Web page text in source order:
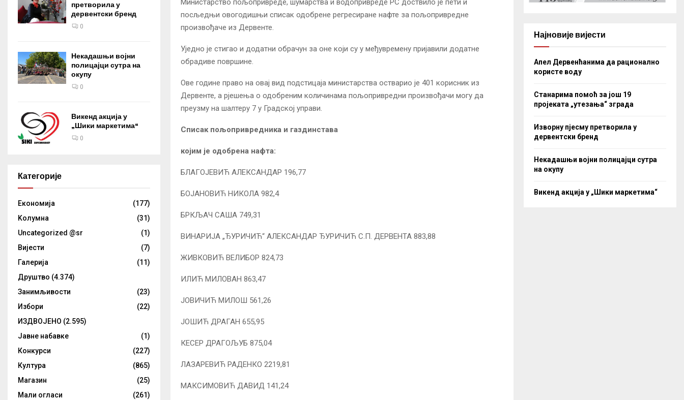
Министарство пољопривреде, шумарства и водопривреде РС доствило је пети и
посљедњи овогодишњи списак одобрене регресиране нафте за пољопривредне
произвођаче из Дервенте.
Уједно је стигао и додатни обрачун за оне који су у међувремену пријавили додатне
обрадиве површине.
Ове године право на овај вид подстицаја министарства остварио је 401 корисник из
Дервенте, а рјешења о одобреним количинама пољопривредни произвођачи могу да
преузму на шалтеру 7 у Градској управи.
Списак пољопривредника и газдинстава
којим је одобрена нафта:
БЛАГОЈЕВИЋ АЛЕКСАНДАР 196,77
БОЈАНОВИЋ НИКОЛА 982,4
БРКЉАЧ САША 749,31
ВИНАРИЈА „ЂУРИЧИЋ“ АЛЕКСАНДАР ЂУРИЧИЋ С.П. ДЕРВЕНТА 883,88
ЖИВКОВИЋ ВЕЛИБОР 824,73
ИЛИЋ МИЛОВАН 863,47
ЈОВИЧИЋ МИЛОШ 561,26
ЈОШИЋ ДРАГАН 655,95
КЕСЕР ДРАГОЉУБ 875,04
ЛАЗАРЕВИЋ РАДЕНКО 2219,81
МАКСИМОВИЋ ДАВИД 141,24
претворила у
дервентски бренд
0
Некадашњи војни
полицајци сутра на
окупу
0
Викенд акција у
„Шики маркетима“
0
Категорије
Eкономија
(177)
Kолумнa
(31)
Uncategorized @sr
(1)
Вијести
(7)
Галерија
(11)
Друштво (4.374)
Занимљивости
(23)
Избори
(22)
ИЗДВОЈЕНО (2.595)
Јавне набавке
(1)
Конкурси
(227)
Култура
(865)
Магазин
(25)
Мали огласи
(261)
Најновије вијести
Апел Дервенћанима да рационално
користе воду
Станарима помоћ за још 19
пројеката „утезања“ зграда
Изворну пјесму претворила у
дервентски бренд
Некадашњи војни полицајци сутра
на окупу
Викенд акција у „Шики маркетима“